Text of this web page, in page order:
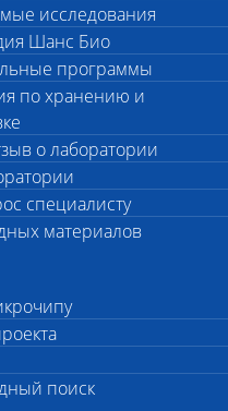
исследования
Шанс Био
программы
по хранению и
о лаборатории
специалисту
материалов
поиск
с ЭДТА
консервантов
пробирке без
геля или в
картах (для стабилизации
с внутренней
слизистой оболочки щеки)
свертывания и
на сайте